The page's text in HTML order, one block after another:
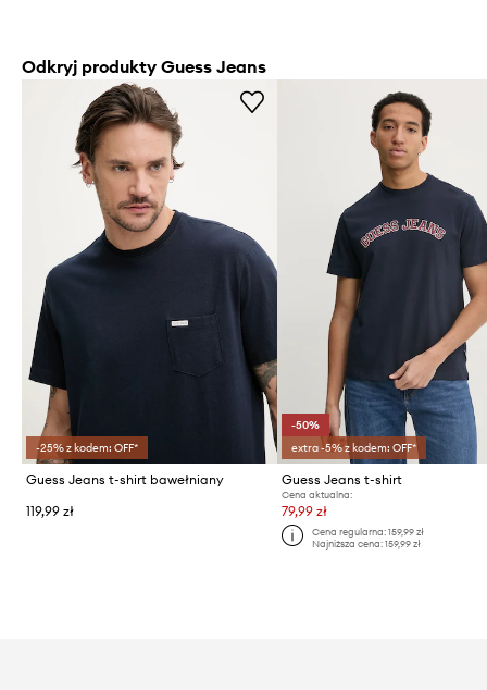
Odkryj produkty Guess Jeans
-25% z kodem: OFF*
Guess Jeans t-shirt bawełniany
119,99 zł
-50%
extra -5% z kodem: OFF*
Guess Jeans t-shirt
Cena aktualna:
79,99 zł
Cena regularna: 159,99 zł
Najniższa cena: 159,99 zł